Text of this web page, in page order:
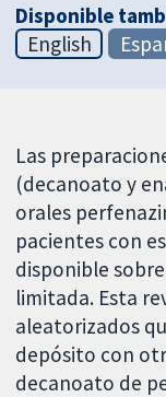
Disponible
English
Las
(decanoato y
orales
pacientes con
disponible
limitada. Esta
aleatorizados
depósito con
decanoato de